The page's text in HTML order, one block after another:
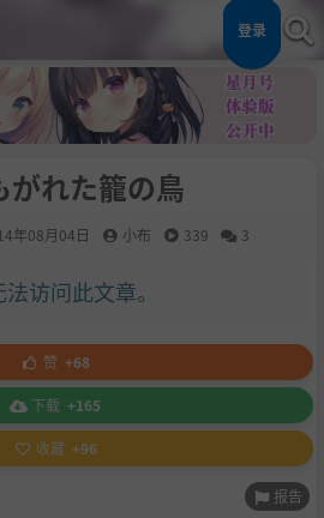
登录
がれた籠の鳥
年08月04日 小布 339 3
访问此文章。
赞 +68
下载 +165
收藏 +96
报告